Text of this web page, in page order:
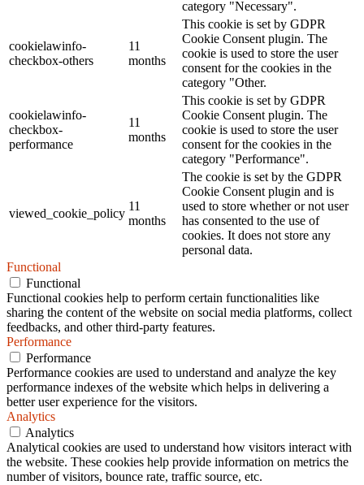
category "Necessary".
cookielawinfo-
checkbox-others
11
months
This cookie is set by GDPR
Cookie Consent plugin. The
cookie is used to store the user
consent for the cookies in the
category "Other.
cookielawinfo-
checkbox-
performance
11
months
This cookie is set by GDPR
Cookie Consent plugin. The
cookie is used to store the user
consent for the cookies in the
category "Performance".
viewed_cookie_policy
11
months
The cookie is set by the GDPR
Cookie Consent plugin and is
used to store whether or not user
has consented to the use of
cookies. It does not store any
personal data.
Functional
Functional
Functional cookies help to perform certain functionalities like
sharing the content of the website on social media platforms, collect
feedbacks, and other third-party features.
Performance
Performance
Performance cookies are used to understand and analyze the key
performance indexes of the website which helps in delivering a
better user experience for the visitors.
Analytics
Analytics
Analytical cookies are used to understand how visitors interact with
the website. These cookies help provide information on metrics the
number of visitors, bounce rate, traffic source, etc.